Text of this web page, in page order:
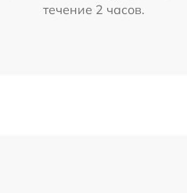
течение 2 часов.